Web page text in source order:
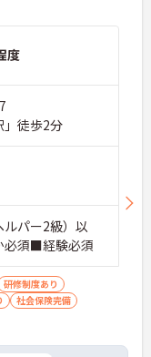
度
」徒歩2分
パー2級）以
必須■経験必須
研修制度あり
社会保険完備